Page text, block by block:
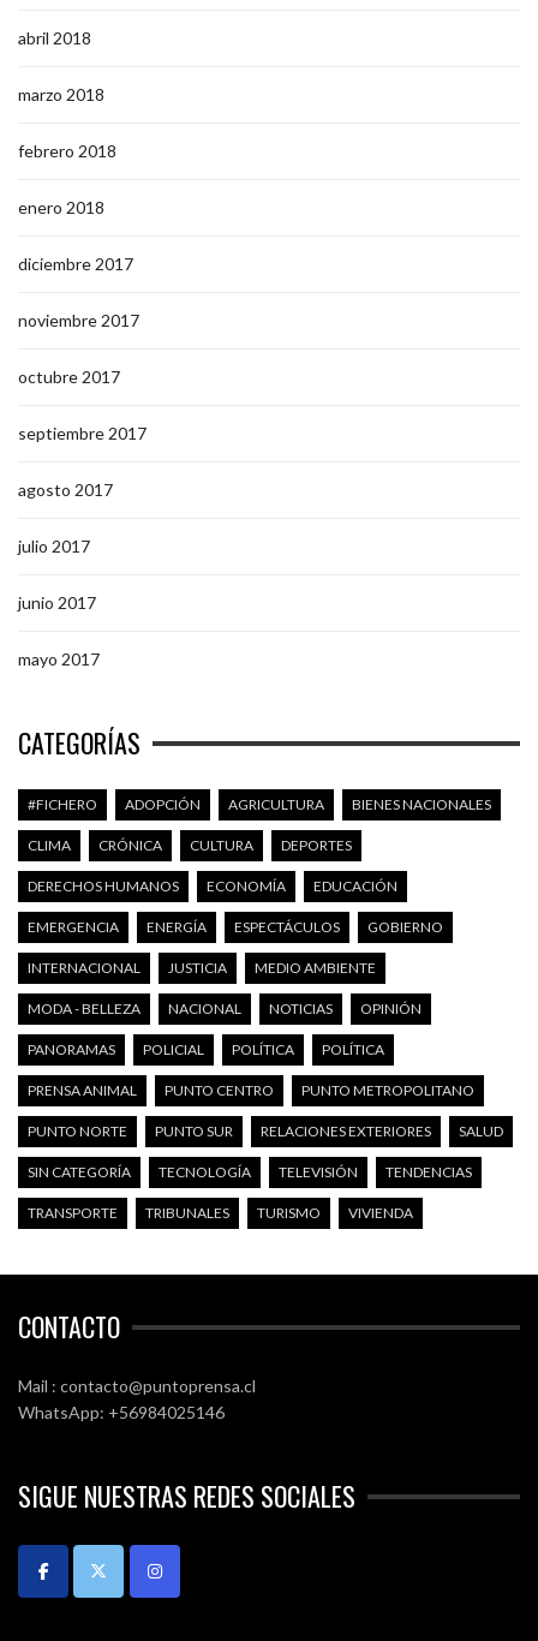
abril 2018
marzo 2018
febrero 2018
enero 2018
diciembre 2017
noviembre 2017
octubre 2017
septiembre 2017
agosto 2017
julio 2017
junio 2017
mayo 2017
CATEGORÍAS
#FICHERO ADOPCIÓN AGRICULTURA BIENES NACIONALES
CLIMA CRÓNICA CULTURA DEPORTES
DERECHOS HUMANOS ECONOMÍA EDUCACIÓN
EMERGENCIA ENERGÍA ESPECTÁCULOS GOBIERNO
INTERNACIONAL JUSTICIA MEDIO AMBIENTE
MODA - BELLEZA NACIONAL NOTICIAS OPINIÓN
PANORAMAS POLICIAL POLÍTICA POLÍTICA
PRENSA ANIMAL PUNTO CENTRO PUNTO METROPOLITANO
PUNTO NORTE PUNTO SUR RELACIONES EXTERIORES SALUD
SIN CATEGORÍA TECNOLOGÍA TELEVISIÓN TENDENCIAS
TRANSPORTE TRIBUNALES TURISMO VIVIENDA
CONTACTO
Mail : contacto@puntoprensa.cl
WhatsApp: +56984025146
SIGUE NUESTRAS REDES SOCIALES